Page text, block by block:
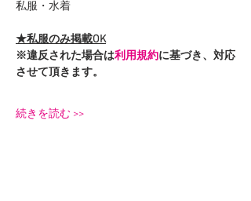
私服・水着
★私服のみ掲載OK
※違反された場合は利用規約に基づき、対応
させて頂きます。
続きを読む >>